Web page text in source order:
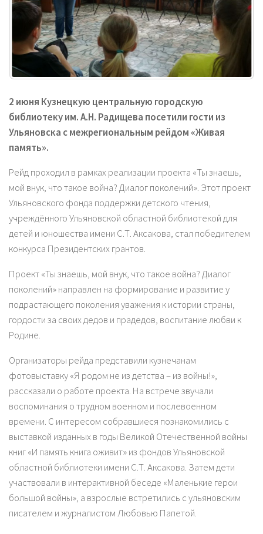
2 июня Кузнецкую центральную городскую
библиотеку им. А.Н. Радищева посетили гости из
Ульяновска с межрегиональным рейдом «Живая
память».
Рейд проходил в рамках реализации проекта «Ты знаешь,
мой внук, что такое война? Диалог поколений». Этот проект
Ульяновского фонда поддержки детского чтения,
учреждённого Ульяновской областной библиотекой для
детей и юношества имени С.Т. Аксакова, стал победителем
конкурса Президентских грантов.
Проект «Ты знаешь, мой внук, что такое война? Диалог
поколений» направлен на формирование и развитие у
подрастающего поколения уважения к истории страны,
гордости за своих дедов и прадедов, воспитание любви к
Родине.
Организаторы рейда представили кузнечанам
фотовыставку «Я родом не из детства – из войны!»,
рассказали о работе проекта. На встрече звучали
воспоминания о трудном военном и послевоенном
времени. С интересом собравшиеся познакомились с
выставкой изданных в годы Великой Отечественной войны
книг «И память книга оживит» из фондов Ульяновской
областной библиотеки имени С.Т. Аксакова. Затем дети
участвовали в интерактивной беседе «Маленькие герои
большой войны», а взрослые встретились с ульяновским
писателем и журналистом Любовью Папетой.